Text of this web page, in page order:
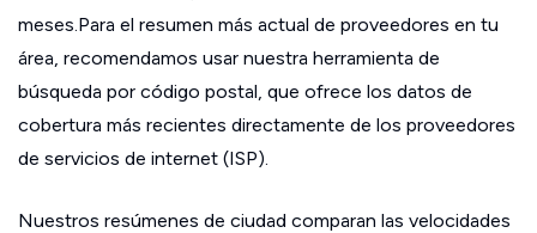
meses.Para el resumen más actual de proveedores en tu
área, recomendamos usar nuestra herramienta de
búsqueda por código postal, que ofrece los datos de
cobertura más recientes directamente de los proveedores
de servicios de internet (ISP).
Nuestros resúmenes de ciudad comparan las velocidades